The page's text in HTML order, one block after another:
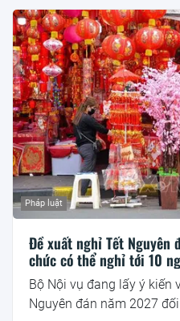
Pháp luật
Đề xuất nghỉ Tết Nguyên
chức có thể nghỉ tới 10
Bộ Nội vụ đang lấy ý kiến
Nguyên đán năm 2027